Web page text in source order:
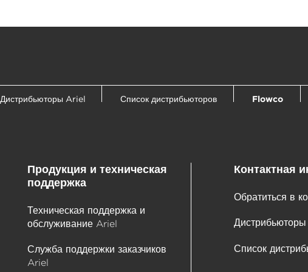
Дистрибьюторы Ariel Список дистрибьюторов Flowco
Продукция и техническая
поддержка
Техническая поддержка и
обслуживание Ariel
Служба поддержки заказчиков
Ariel
Контактная
Обратиться в
Список